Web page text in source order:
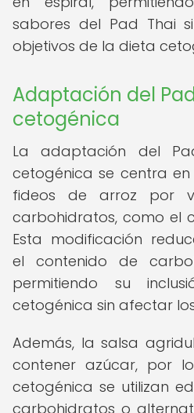
sabores del Pad Thai
objetivos de la dieta
Adaptación del
cetogénica
La adaptación del
cetogénica se centra
fideos de arroz por
carbohidratos, como el
Esta modificación
el contenido de
permitiendo su
cetogénica sin afectar
Además, la salsa
contener azúcar, por
cetogénica se utilizan
carbohidratos o